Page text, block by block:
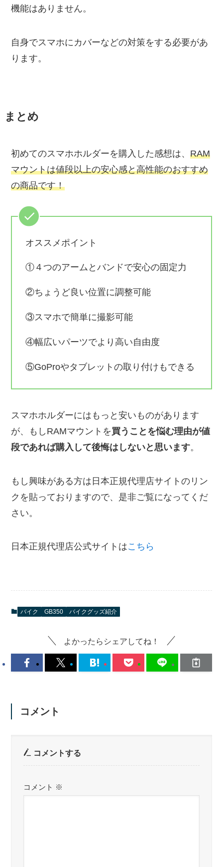
機能はありません。
自身でスマホにカバーなどの対策をする必要があ
ります。
まとめ
初めてのスマホホルダーを購入した感想は、RAM
マウントは値段以上の安心感と高性能のおすすめ
の商品です！
オススメポイント
①４つのアームとバンドで安心の固定力
②ちょうど良い位置に調整可能
③スマホで簡単に撮影可能
④幅広いパーツでより高い自由度
⑤GoProやタブレットの取り付けもできる
スマホホルダーにはもっと安いものがあります
が、もしRAMマウントを買うことを悩む理由が値
段であれば購入して後悔はしないと思います。
もし興味がある方は日本正規代理店サイトのリン
クを貼っておりますので、是非ご覧になってくだ
さい。
日本正規代理店公式サイトはこちら
バイク GB350 バイクグッズ紹介
よかったらシェアしてね！
コメント
コメントする
コメント ※